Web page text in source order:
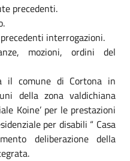
precedenti.
interrogazioni.
mozioni, ordini del
il comune di Cortona in
della zona valdichiana
Koine’ per le prestazioni
per disabili “ Casa
deliberazione della